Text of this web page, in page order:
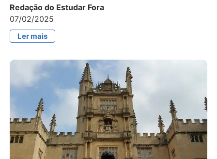
Redação do Estudar Fora
07/02/2025
Ler mais